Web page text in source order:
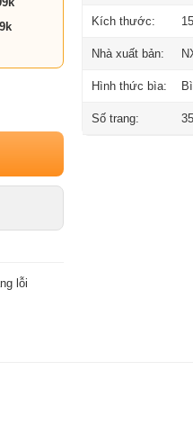
lỗi
Kích thước:
Nhà xuất bản:
Hình thức bìa:
Số trang: